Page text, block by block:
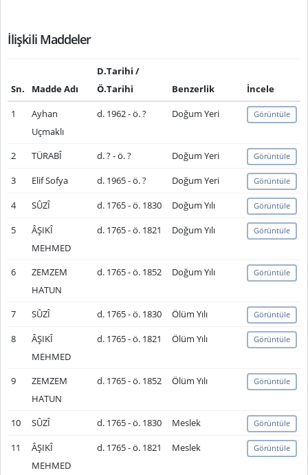
İlişkili Maddeler
Sn. Madde Adı
D.Tarihi /
Ö.Tarihi
Benzerlik
İncele
1
Ayhan
Uçmaklı
d. 1962 - ö. ? Doğum Yeri Görüntüle
2 TÜRABÎ d. ? - ö. ? Doğum Yeri Görüntüle
3 Elif Sofya d. 1965 - ö. ? Doğum Yeri Görüntüle
4 SÛZÎ d. 1765 - ö. 1830 Doğum Yılı Görüntüle
5
ÂŞIKÎ
MEHMED
d. 1765 - ö. 1821 Doğum Yılı Görüntüle
6
ZEMZEM
HATUN
d. 1765 - ö. 1852 Doğum Yılı Görüntüle
7 SÛZÎ d. 1765 - ö. 1830 Ölüm Yılı Görüntüle
8
ÂŞIKÎ
MEHMED
d. 1765 - ö. 1821 Ölüm Yılı Görüntüle
9
ZEMZEM
HATUN
d. 1765 - ö. 1852 Ölüm Yılı Görüntüle
10 SÛZÎ d. 1765 - ö. 1830 Meslek Görüntüle
11
ÂŞIKÎ
MEHMED
d. 1765 - ö. 1821 Meslek Görüntüle